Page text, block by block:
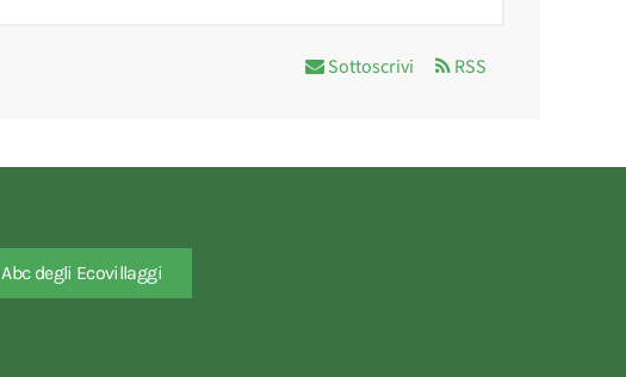
Sottoscrivi RSS
Abc degli Ecovillaggi